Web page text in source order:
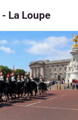
La Loupe